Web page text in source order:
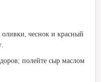
чеснок и красный
полейте сыр маслом